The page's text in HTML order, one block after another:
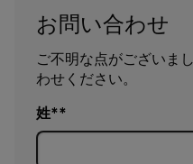
お問い合わせ
ご不明な点がございま
わせください。
姓*